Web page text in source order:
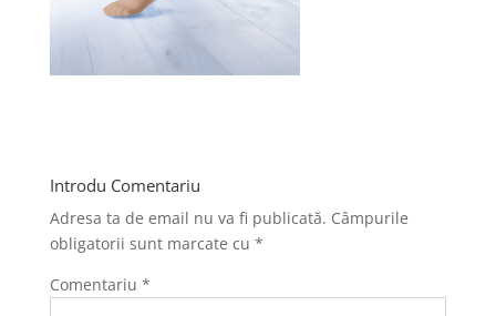
Introdu Comentariu
Adresa ta de email nu va fi publicată. Câmpurile
obligatorii sunt marcate cu *
Comentariu *